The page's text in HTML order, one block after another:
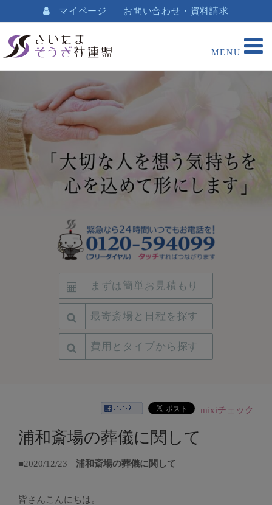
マイページ お問い合わせ・資料請求
まずは簡単お見積もり
最寄斎場と日程を探す
費用とタイプから探す
mixiチェック
浦和斎場の葬儀に関して
■2020/12/23 浦和斎場の葬儀に関して
皆さんこんにちは。